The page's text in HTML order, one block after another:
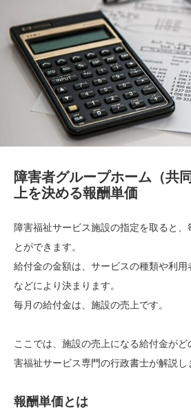
障害者グループホーム（共
上を決める報酬単価
障害福祉サービス施設の指定を取ると、
とができます。
給付金の金額は、サービスの種類や利
などにより決まります。
毎月の給付金は、施設の売上です。
ここでは、施設の売上になる給付金が
害福祉サービス専門の行政書士が解説し
報酬単価とは